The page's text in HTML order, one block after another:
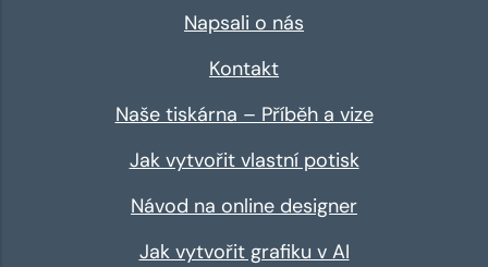
Napsali o nás
Kontakt
Naše tiskárna – Příběh a vize
Jak vytvořit vlastní potisk
Návod na online designer
Jak vytvořit grafiku v AI